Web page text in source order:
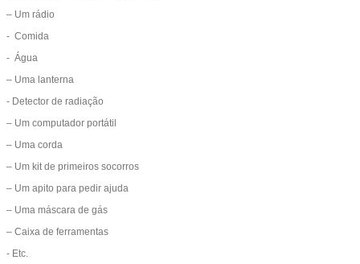
– Um rádio
- Comida
- Água
– Uma lanterna
- Detector de radiação
– Um computador portátil
– Uma corda
– Um kit de primeiros socorros
– Um apito para pedir ajuda
– Uma máscara de gás
– Caixa de ferramentas
- Etc.